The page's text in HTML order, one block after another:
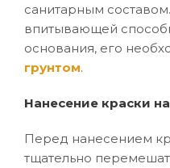
санитарным
впитывающей
основания, его
грунтом.
Нанесение краски
Перед нанесением
тщательно